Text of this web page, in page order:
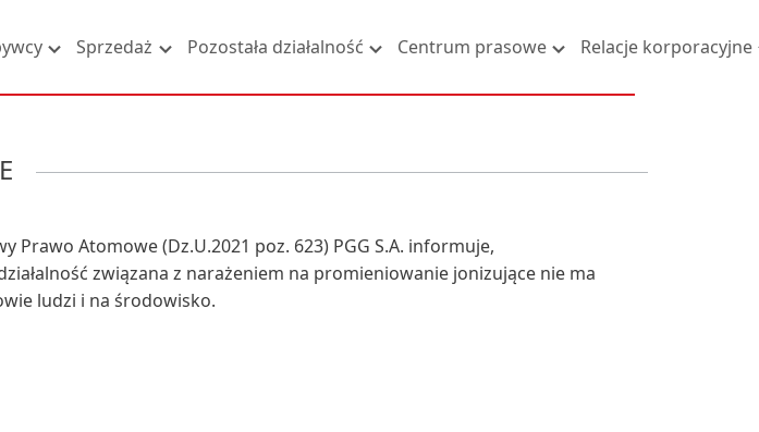
Sprzedaż Pozostała działalność Centrum prasowe Relacje korporacyjne
Prawo Atomowe (Dz.U.2021 poz. 623) PGG S.A. informuje,
związana z narażeniem na promieniowanie jonizujące nie ma
ludzi i na środowisko.